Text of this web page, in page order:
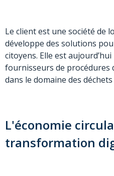
Le client est une société de
développe des solutions
citoyens. Elle est
fournisseurs de procédures
dans le domaine des déchets
L'économie
transformation